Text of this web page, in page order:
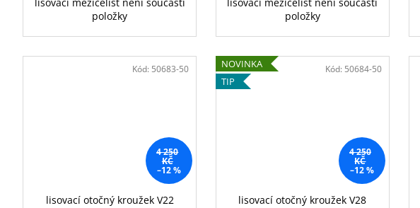
položky
položky
4 250
KČ
–12 %
lisovací otočný kroužek V22
Kód: 50683-50
NOVINKA
TIP
4 250
KČ
–12 %
lisovací otočný kroužek V28
Kód: 50684-50